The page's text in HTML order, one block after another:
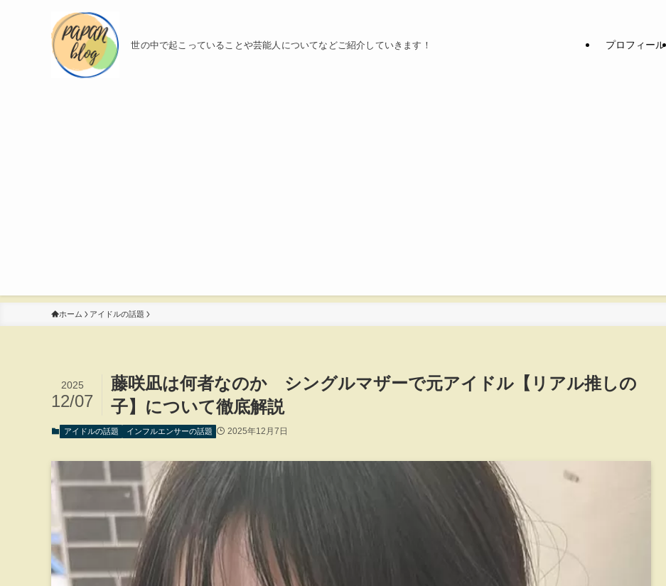
世の中で起こっていることや芸能人についてなどご紹介していきます！ プロフィール
ホーム アイドルの話題
藤咲凪は何者なのか シングルマザーで元アイドル【リアル推しの
子】について徹底解説
2025
12/07
アイドルの話題 インフルエンサーの話題 2025年12月7日